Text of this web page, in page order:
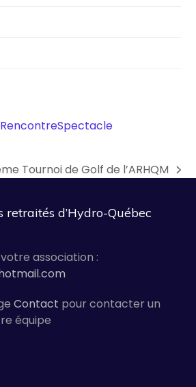
RencontreSpectacle
Tournoi de Golf de l’ARHQM
retraités d’Hydro-Québec
association :
Contact pour contacter un
équipe